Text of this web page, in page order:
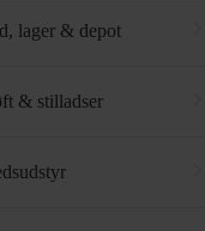
lager & depot
& stilladser